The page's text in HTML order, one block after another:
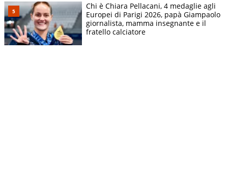
Chi è Chiara Pellacani, 4 medaglie agli
Europei di Parigi 2026, papà Giampaolo
giornalista, mamma insegnante e il
fratello calciatore